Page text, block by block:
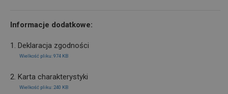
Informacje dodatkowe:
1. Deklaracja zgodności
Wielkość pliku: 974 KB
2. Karta charakterystyki
Wielkość pliku: 240 KB